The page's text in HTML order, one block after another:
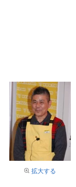
拡大する